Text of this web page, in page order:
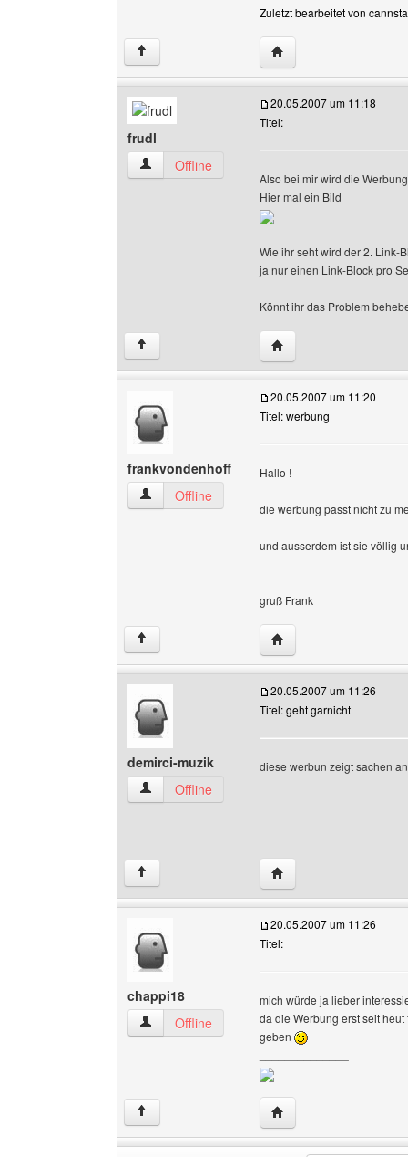
Zuletzt bearbeitet von
↑ Website dieses
frudl
frudl Benutzer-Profile anzeigen
Offline
20.05.2007 um 11:18
Titel:
Also bei mir wird die
Hier mal ein Bild
Wie ihr seht wird der 2. Link-
ja nur einen Link-Block pro
Könnt ihr das Problem
↑ Website dieses
frankvondenhoff
frankvondenhoff Benutzer-Profile anzeigen
Offline
20.05.2007 um 11:20
Titel: werbung
Hallo !
die werbung passt nicht zu
und ausserdem ist sie völlig
gruß Frank
↑ Website dieses
demirci-muzik
demirci-muzik Benutzer-Profile anzeigen
Offline
20.05.2007 um 11:26
Titel: geht garnicht
diese werbun zeigt sachen
↑ Website dieses
chappi18
chappi18 Benutzer-Profile anzeigen
Offline
20.05.2007 um 11:26
Titel:
mich würde ja lieber
da die Werbung erst seit
geben
↑ Website dieses